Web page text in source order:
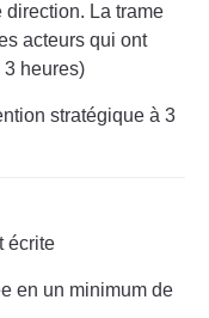
direction. La trame
acteurs qui ont
heures)
stratégique à 3
écrite
en un minimum de